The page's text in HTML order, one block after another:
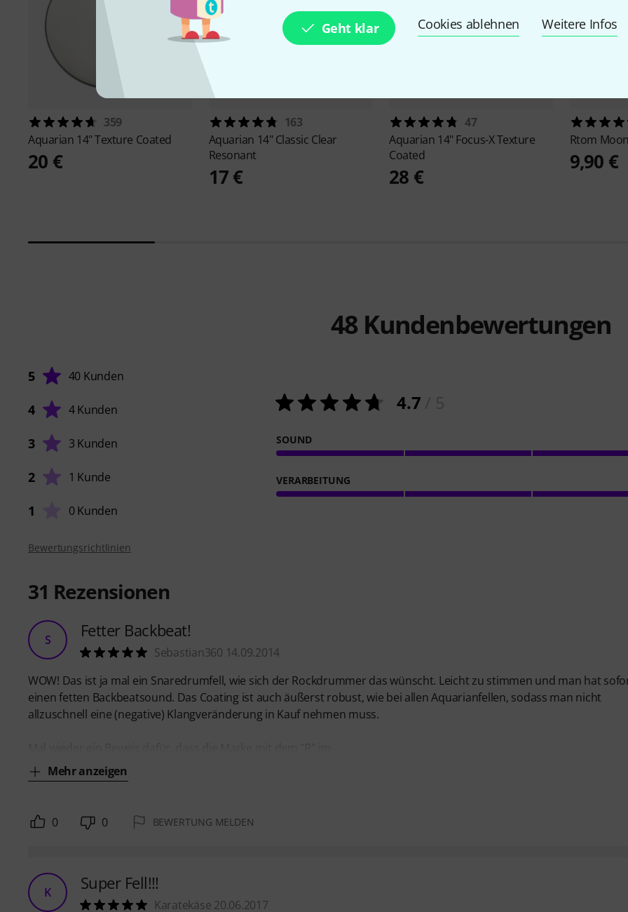
Geht klar Cookies ablehnen Weitere Infos
359
Aquarian 14" Texture Coated
20 €
163
Aquarian 14" Classic Clear
Resonant
17 €
47
Aquarian 14" Focus-X Texture
Coated
28 €
Rtom
9,90 €
48 Kundenbewertungen
5 40 Kunden
4 4 Kunden
3 3 Kunden
2 1 Kunde
1 0 Kunden
4.7
SOUND
VERARBEITUNG
Bewertungsrichtlinien
31 Rezensionen
S Fetter Backbeat!
Sebastian360 14.09.2014
WOW! Das ist ja mal ein Snaredrumfell, wie sich der Rockdrummer das wünscht. Leicht zu stimmen und man hat
einen fetten Backbeatsound. Das Coating ist auch äußerst robust, wie bei allen Aquarianfellen, sodass man nicht
allzuschnell eine (negative) Klangveränderung in Kauf nehmen muss.
Mehr anzeigen
0 0 BEWERTUNG MELDEN
K Super Fell!!!
Karatekäse 20.06.2017